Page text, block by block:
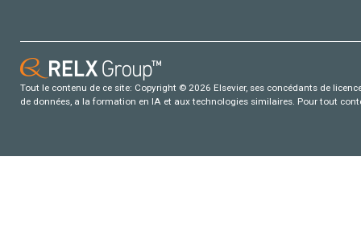
Tout le contenu de ce site: Copyright © 2026 Elsevier, ses concédants de
de données, a la formation en IA et aux technologies similaires. Pour tout